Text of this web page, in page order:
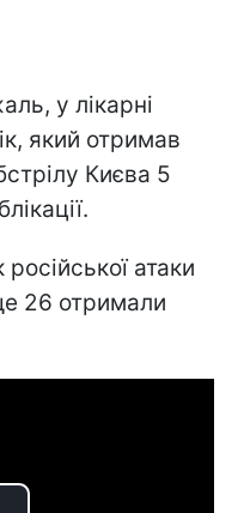
у лікарні
який отримав
Києва 5
атаки
26 отримали